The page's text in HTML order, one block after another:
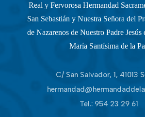
Real y Fervorosa Hermandad
San Sebastián y Nuestra Señora del
de Nazarenos de Nuestro Padre
María Santísima de la
C/ San Salvador, 1, 41013
Tel.: 954 23 29 61